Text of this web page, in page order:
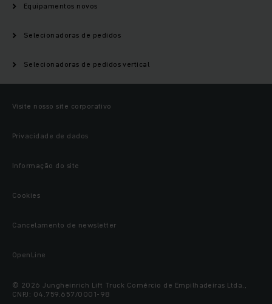
Equipamentos novos
Selecionadoras de pedidos
Selecionadoras de pedidos vertical
Visite nosso site corporativo
Privacidade de dados
Informação do site
Cookies
Cancelamento de newsletter
OpenLine
© 2026 Jungheinrich Lift Truck Comércio de Empilhadeiras Ltda.,
CNPJ: 04.759.657/0001-98